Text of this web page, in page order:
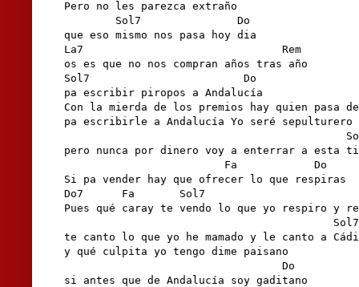
Pero no les parezca extraño
        Sol7               Do
que eso mismo nos pasa hoy dia
La7                               Rem
os es que no nos compran años tras año
Sol7                        Do
pa escribir piropos a Andalucía
Con la mierda de los premios hay quien pasa
pa escribirle a Andalucía Yo seré sepulturero
pero nunca por dinero voy a enterrar a esta
                         Fa            Do
Si pa vender hay que ofrecer lo que respiras
Do7      Fa       Sol7
Pues qué caray te vendo lo que yo respiro y
                                          Sol7
te canto lo que yo he mamado y le canto a
y qué culpita yo tengo dime paisano
                                  Do
si antes que de Andalucía soy gaditano